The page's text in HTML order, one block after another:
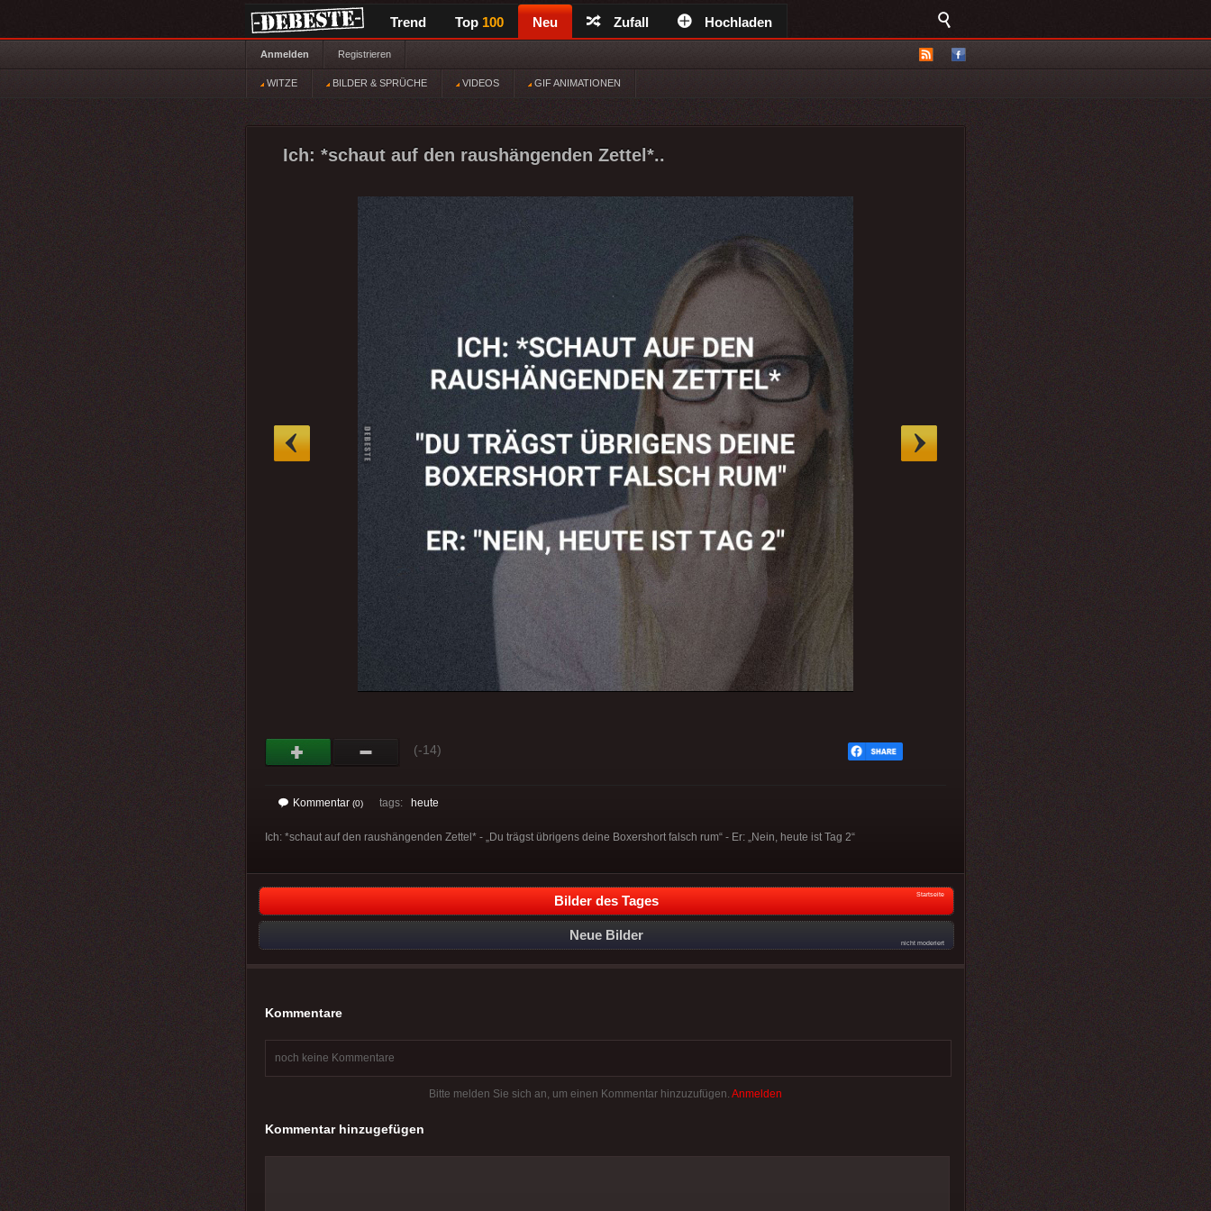
Trend Top 100 Neu Zufall Hochladen
Anmelden Registrieren
WITZE BILDER & SPRÜCHE VIDEOS GIF ANIMATIONEN
Ich: *schaut auf den raushängenden Zettel*..
(-14)
Kommentar (0) tags: heute
Ich: *schaut auf den raushängenden Zettel* - „Du trägst übrigens deine Boxershort falsch rum“ - Er: „Nein, heute ist Tag 2“
Bilder des Tages Startseite
Neue Bilder
nicht moderiert
Kommentare
noch keine Kommentare
Bitte melden Sie sich an, um einen Kommentar hinzuzufügen. Anmelden
Kommentar hinzugefügen